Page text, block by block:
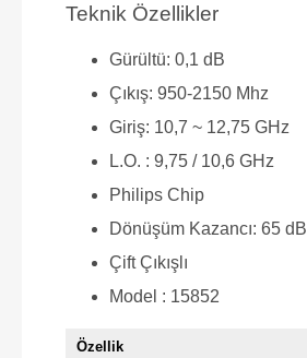
Teknik Özellikler
Gürültü: 0,1 dB
Çıkış: 950-2150 Mhz
Giriş: 10,7 ~ 12,75 GHz
L.O. : 9,75 / 10,6 GHz
Philips Chip
Dönüşüm Kazancı: 65 dB
Çift Çıkışlı
Model : 15852
Özellik